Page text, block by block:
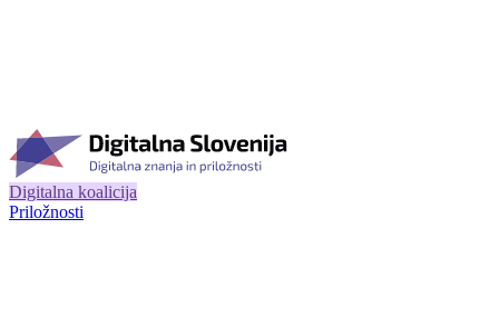
Digitalna koalicija
Priložnosti